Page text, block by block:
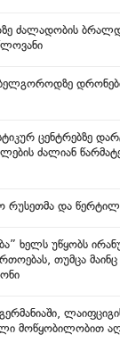
ძალადობის
ცენტრებზე
ძალიან
რუსეთმა და
ხელს უწყობს
თუმცა მაინც
მოწყობილობით